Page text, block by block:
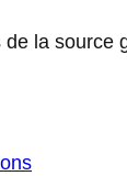
la source